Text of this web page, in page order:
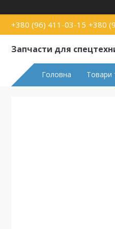
+380 (96) 411-03-15 +380
Запчасти для
Головна Товари